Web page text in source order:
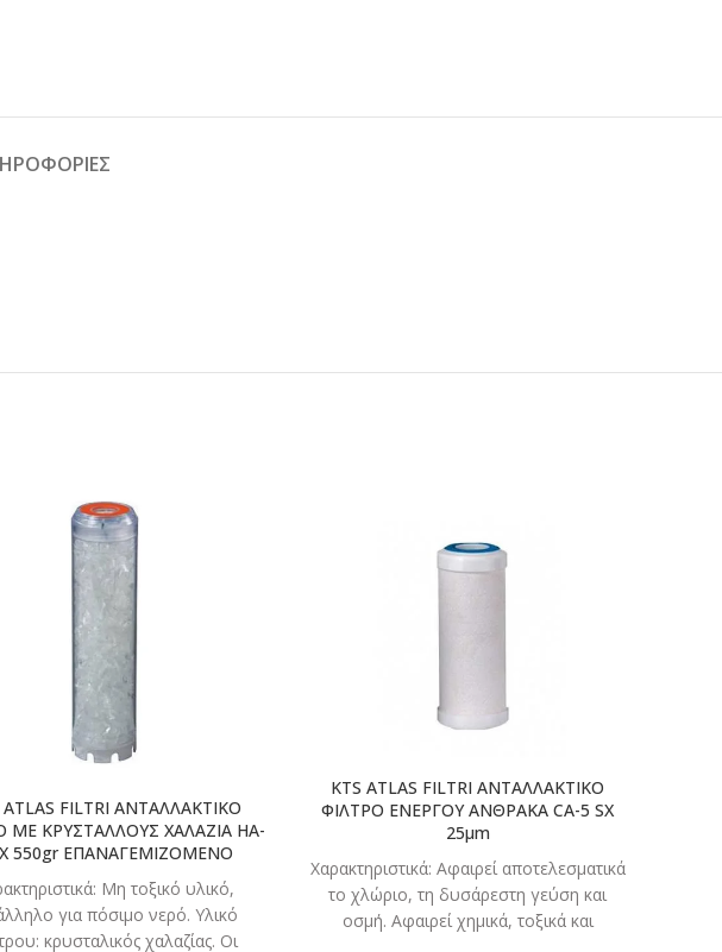
ATLAS FILTRI ΑΝΤΑΛΛΑΚΤΙΚΟ
ΜΕ ΚΡΥΣΤΑΛΛΟΥΣ ΧΑΛΑΖΙΑ HA-
550gr ΕΠΑΝΑΓΕΜΙΖΟΜΕΝO
Μη τοξικό υλικό,
για πόσιμο νερό. Υλικό
κρυσταλικός χαλαζίας. Οι
ΔΙΑΒΑΣΤΕ
ΠΕΡΙΣΣΟΤΕΡΑ
KTS ATLAS FILTRI ΑΝΤΑΛΛΑΚΤΙΚΟ
ΦΙΛΤΡΟ ΕΝΕΡΓΟΥ ΑΝΘΡΑΚΑ CA-5 SX
25μm
Χαρακτηριστικά: Αφαιρεί αποτελεσματικά
το χλώριο, τη δυσάρεστη γεύση και
οσμή. Αφαιρεί χημικά, τοξικά και
ΔΙΑΒΑΣΤΕ